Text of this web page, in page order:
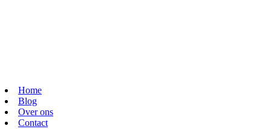
Home
Blog
Over ons
Contact